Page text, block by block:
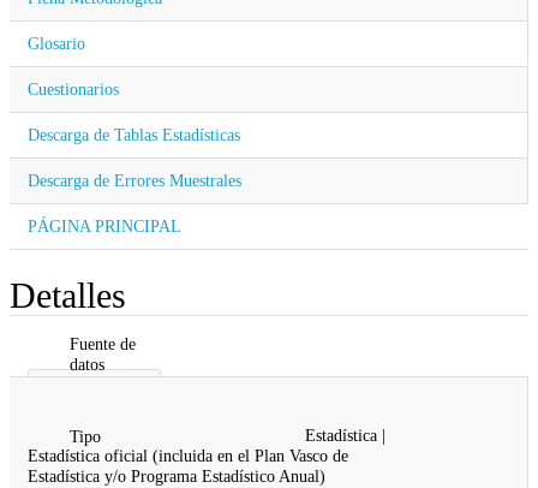
Glosario
Cuestionarios
Descarga de Tablas Estadísticas
Descarga de Errores Muestrales
PÁGINA PRINCIPAL
Detalles
Fuente de
datos
Gobierno Vasco
Tipo
Estadística |
Estadística oficial (incluida en el Plan Vasco de
Estadística y/o Programa Estadístico Anual)